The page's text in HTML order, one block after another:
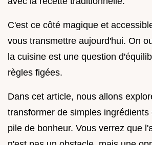
C'est ce côté magique et
vous transmettre aujourd'hui. On
la cuisine est une question
règles figées.
Dans cet article, nous allons
transformer de simples
pile de bonheur. Vous verrez que